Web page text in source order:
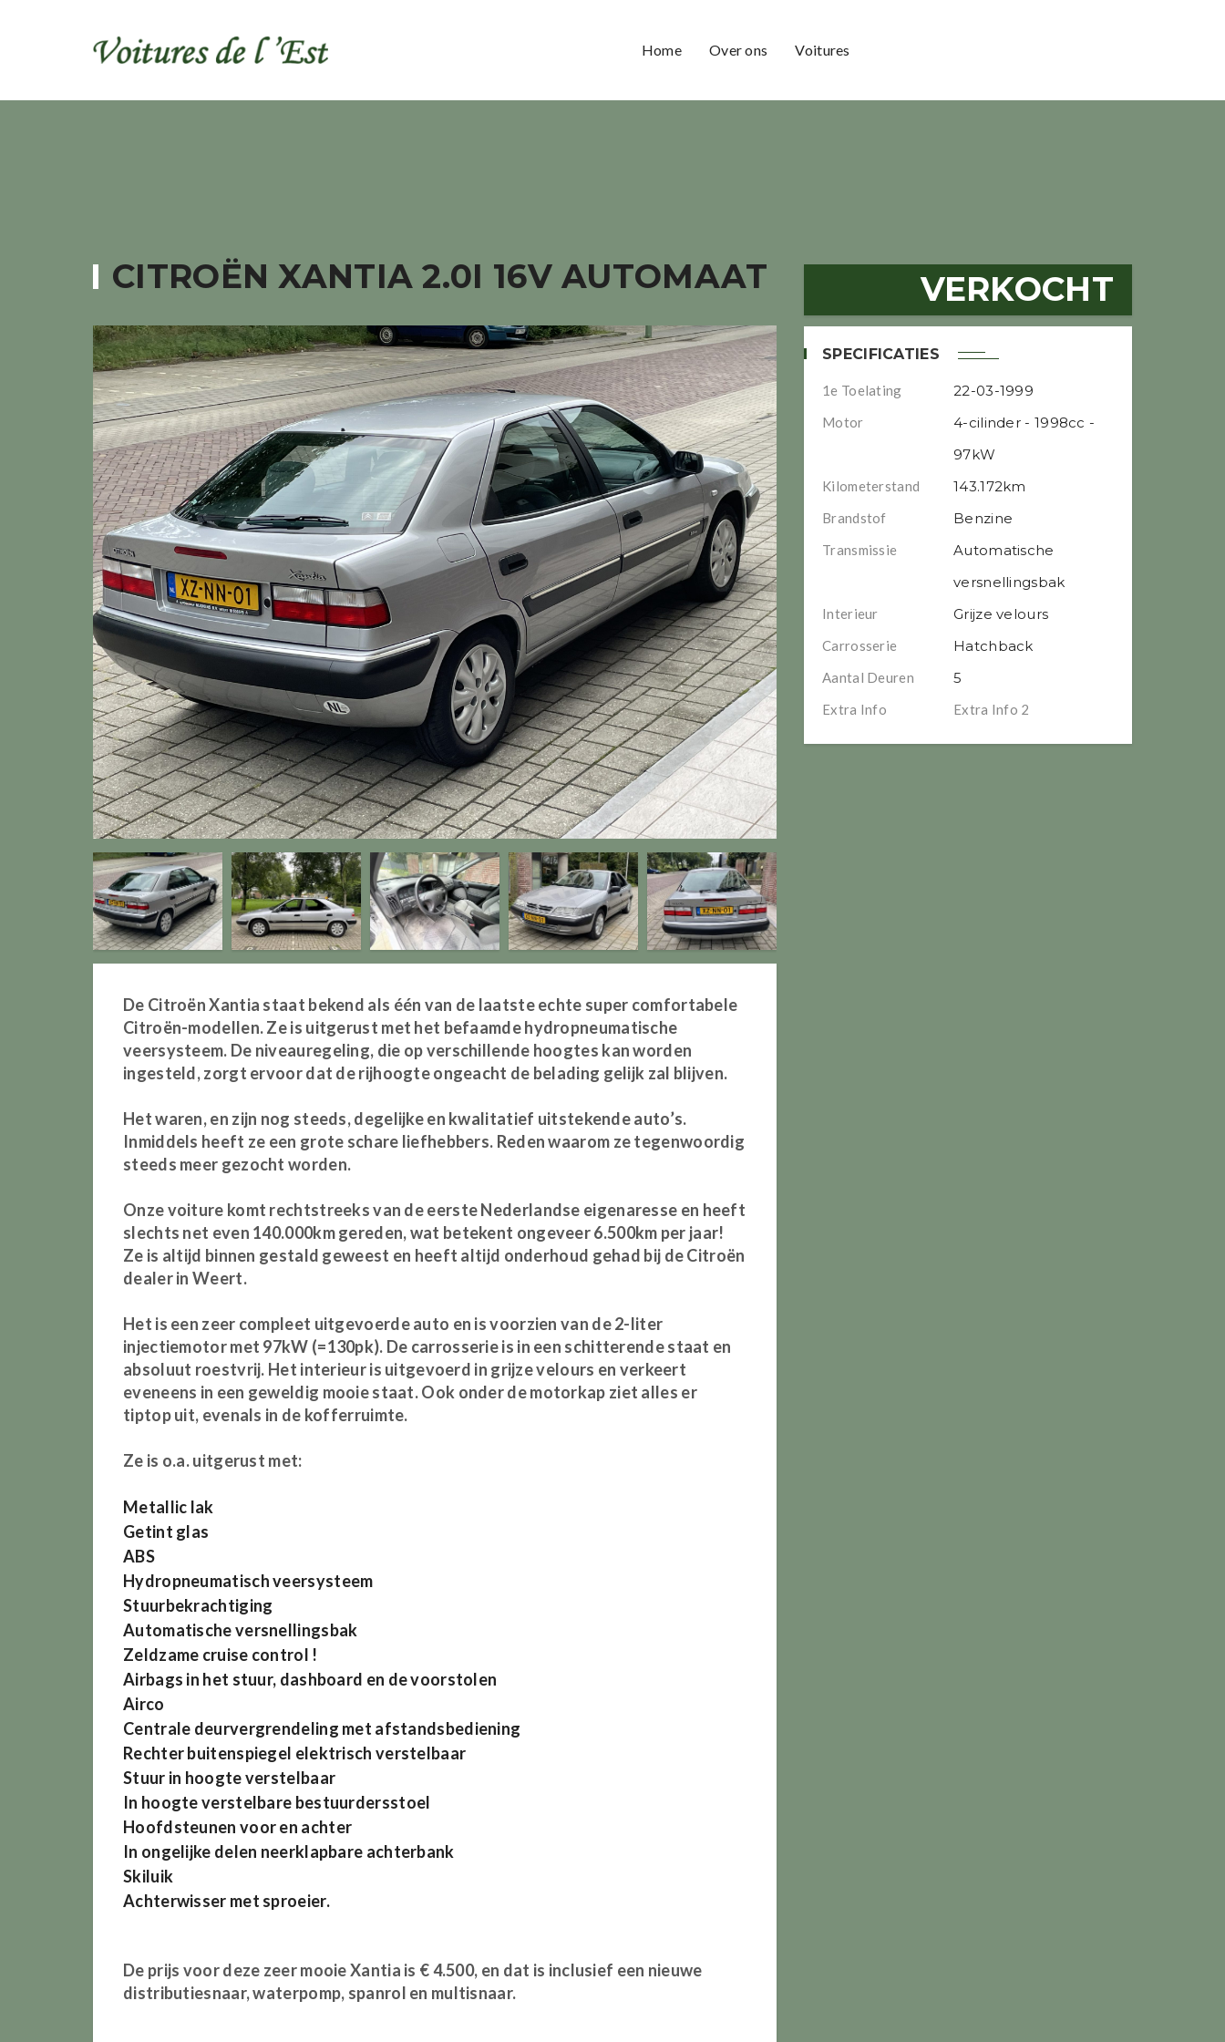
Home Over ons Voitures
CITROËN XANTIA 2.0I 16V AUTOMAAT
De Citroën Xantia staat bekend als één van de laatste echte super comfortabele
Citroën-modellen. Ze is uitgerust met het befaamde hydropneumatische
veersysteem. De niveauregeling, die op verschillende hoogtes kan worden
ingesteld, zorgt ervoor dat de rijhoogte ongeacht de belading gelijk zal blijven.
Het waren, en zijn nog steeds, degelijke en kwalitatief uitstekende auto’s.
Inmiddels heeft ze een grote schare liefhebbers. Reden waarom ze tegenwoordig
steeds meer gezocht worden.
Onze voiture komt rechtstreeks van de eerste Nederlandse eigenaresse en heeft
slechts net even 140.000km gereden, wat betekent ongeveer 6.500km per jaar!
Ze is altijd binnen gestald geweest en heeft altijd onderhoud gehad bij de Citroën
dealer in Weert.
Het is een zeer compleet uitgevoerde auto en is voorzien van de 2-liter
injectiemotor met 97kW (=130pk). De carrosserie is in een schitterende staat en
absoluut roestvrij. Het interieur is uitgevoerd in grijze velours en verkeert
eveneens in een geweldig mooie staat. Ook onder de motorkap ziet alles er
tiptop uit, evenals in de kofferruimte.
Ze is o.a. uitgerust met:
Metallic lak
Getint glas
ABS
Hydropneumatisch veersysteem
Stuurbekrachtiging
Automatische versnellingsbak
Zeldzame cruise control !
Airbags in het stuur, dashboard en de voorstolen
Airco
Centrale deurvergrendeling met afstandsbediening
Rechter buitenspiegel elektrisch verstelbaar
Stuur in hoogte verstelbaar
In hoogte verstelbare bestuurdersstoel
Hoofdsteunen voor en achter
In ongelijke delen neerklapbare achterbank
Skiluik
Achterwisser met sproeier.
De prijs voor deze zeer mooie Xantia is € 4.500, en dat is inclusief een nieuwe
distributiesnaar, waterpomp, spanrol en multisnaar.
VERKOCHT
SPECIFICATIES
1e Toelating 22-03-1999
Motor
4-cilinder - 1998cc -
97kW
Kilometerstand 143.172km
Brandstof Benzine
Transmissie
Automatische
versnellingsbak
Interieur Grijze velours
Carrosserie Hatchback
Aantal Deuren 5
Extra Info Extra Info 2